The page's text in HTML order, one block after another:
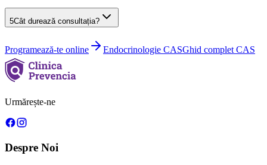
5Cât durează consultația?
Programează-te online Endocrinologie CASGhid complet CAS
Urmărește-ne
Despre Noi